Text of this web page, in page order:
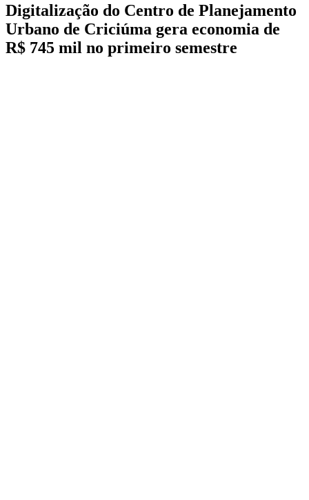
Digitalização do Centro de Planejamento
Urbano de Criciúma gera economia de
R$ 745 mil no primeiro semestre